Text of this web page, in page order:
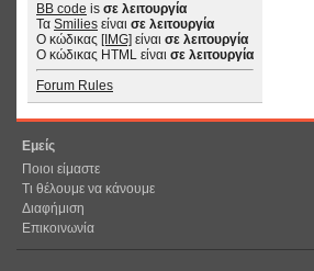
BB code is σε λειτουργία
Τα Smilies είναι σε λειτουργία
Ο κώδικας [IMG] είναι σε λειτουργία
Ο κώδικας HTML είναι σε λειτουργία
Forum Rules
Εμείς
Ποιοι είμαστε
Τι θέλουμε να κάνουμε
Διαφήμιση
Επικοινωνία